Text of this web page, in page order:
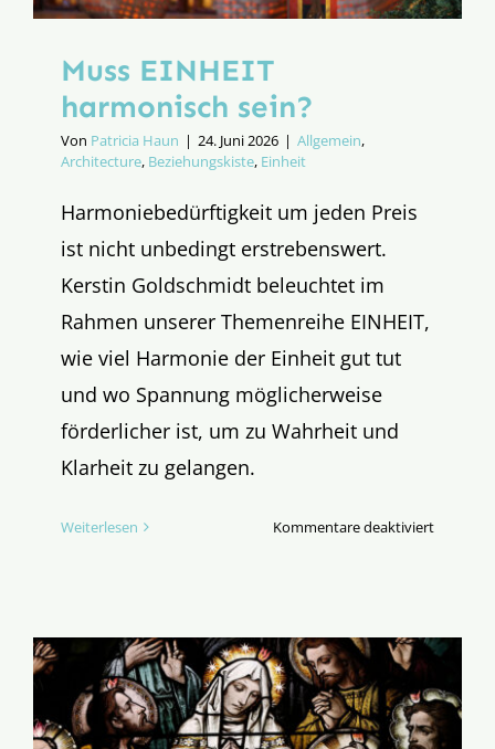
Muss EINHEIT
harmonisch sein?
Von Patricia Haun | 24. Juni 2026 | Allgemein,
Architecture, Beziehungskiste, Einheit
Harmoniebedürftigkeit um jeden Preis
ist nicht unbedingt erstrebenswert.
Kerstin Goldschmidt beleuchtet im
Rahmen unserer Themenreihe EINHEIT,
wie viel Harmonie der Einheit gut tut
und wo Spannung möglicherweise
förderlicher ist, um zu Wahrheit und
Klarheit zu gelangen.
Weiterlesen Kommentare deaktiviertfür